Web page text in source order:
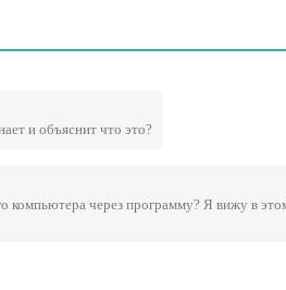
и объяснит что это?
через программу? Я вижу в